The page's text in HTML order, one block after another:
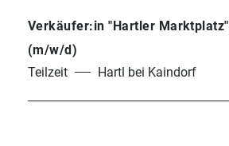
Verkäufer:in "Hartler Marktplatz"
(m/w/d)
Teilzeit
Hartl bei Kaindorf
Lieferanteninformationen